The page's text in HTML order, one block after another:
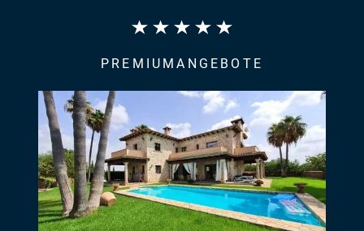
PREMIUMANGEBOTE